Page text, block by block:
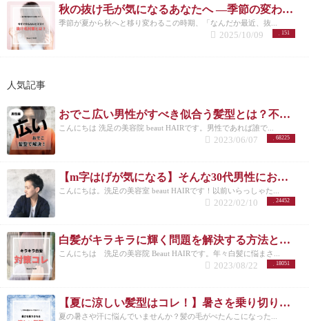
秋の抜け毛が気になるあなたへ ―季節の変わり目に必要な頭皮ケアとは―
季節が夏から秋へと移り変わるこの時期、「なんだか最近、抜...
151
2025/10/09
人気記事
おでこ広い男性がすべき似合う髪型とは？不向きなメンズスタイルも紹介！
こんにちは 洗足の美容院 beaut HAIRです。男性であれば誰で...
68225
2023/06/07
【m字はげが気になる】そんな30代男性におすすめの髪型3選！
こんにちは。洗足の美容室 beaut HAIRです！以前いらっしゃた...
24452
2022/02/10
白髪がキラキラに輝く問題を解決する方法とは？白髪を活かしたカラーも紹介
こんにちは 洗足の美容院 Beaut HAIRです。年々白髪に悩まさ...
18051
2023/08/22
【夏に涼しい髪型はコレ！】暑さを乗り切りたいメンズさんにオススメの髪型とは？
夏の暑さや汗に悩んでいませんか？髪の毛がぺたんこになった...